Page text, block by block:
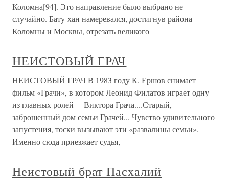
Коломна[94]. Это направление было выбрано не
случайно. Бату-хан намеревался, достигнув района
Коломны и Москвы, отрезать великого
НЕИСТОВЫЙ ГРАЧ
НЕИСТОВЫЙ ГРАЧ В 1983 году К. Ершов снимает
фильм «Грачи», в котором Леонид Филатов играет одну
из главных ролей —Виктора Грача....Старый,
заброшенный дом семьи Грачей... Чувство удивительного
запустения, тоски вызывают эти «развалины семьи».
Именно сюда приезжает судья,
Неистовый брат Пасхалий